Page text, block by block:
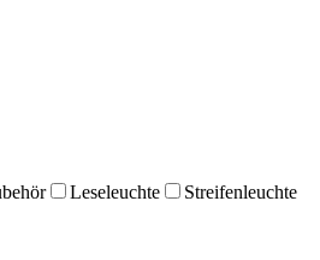
Leseleuchte
Streifenleuchte